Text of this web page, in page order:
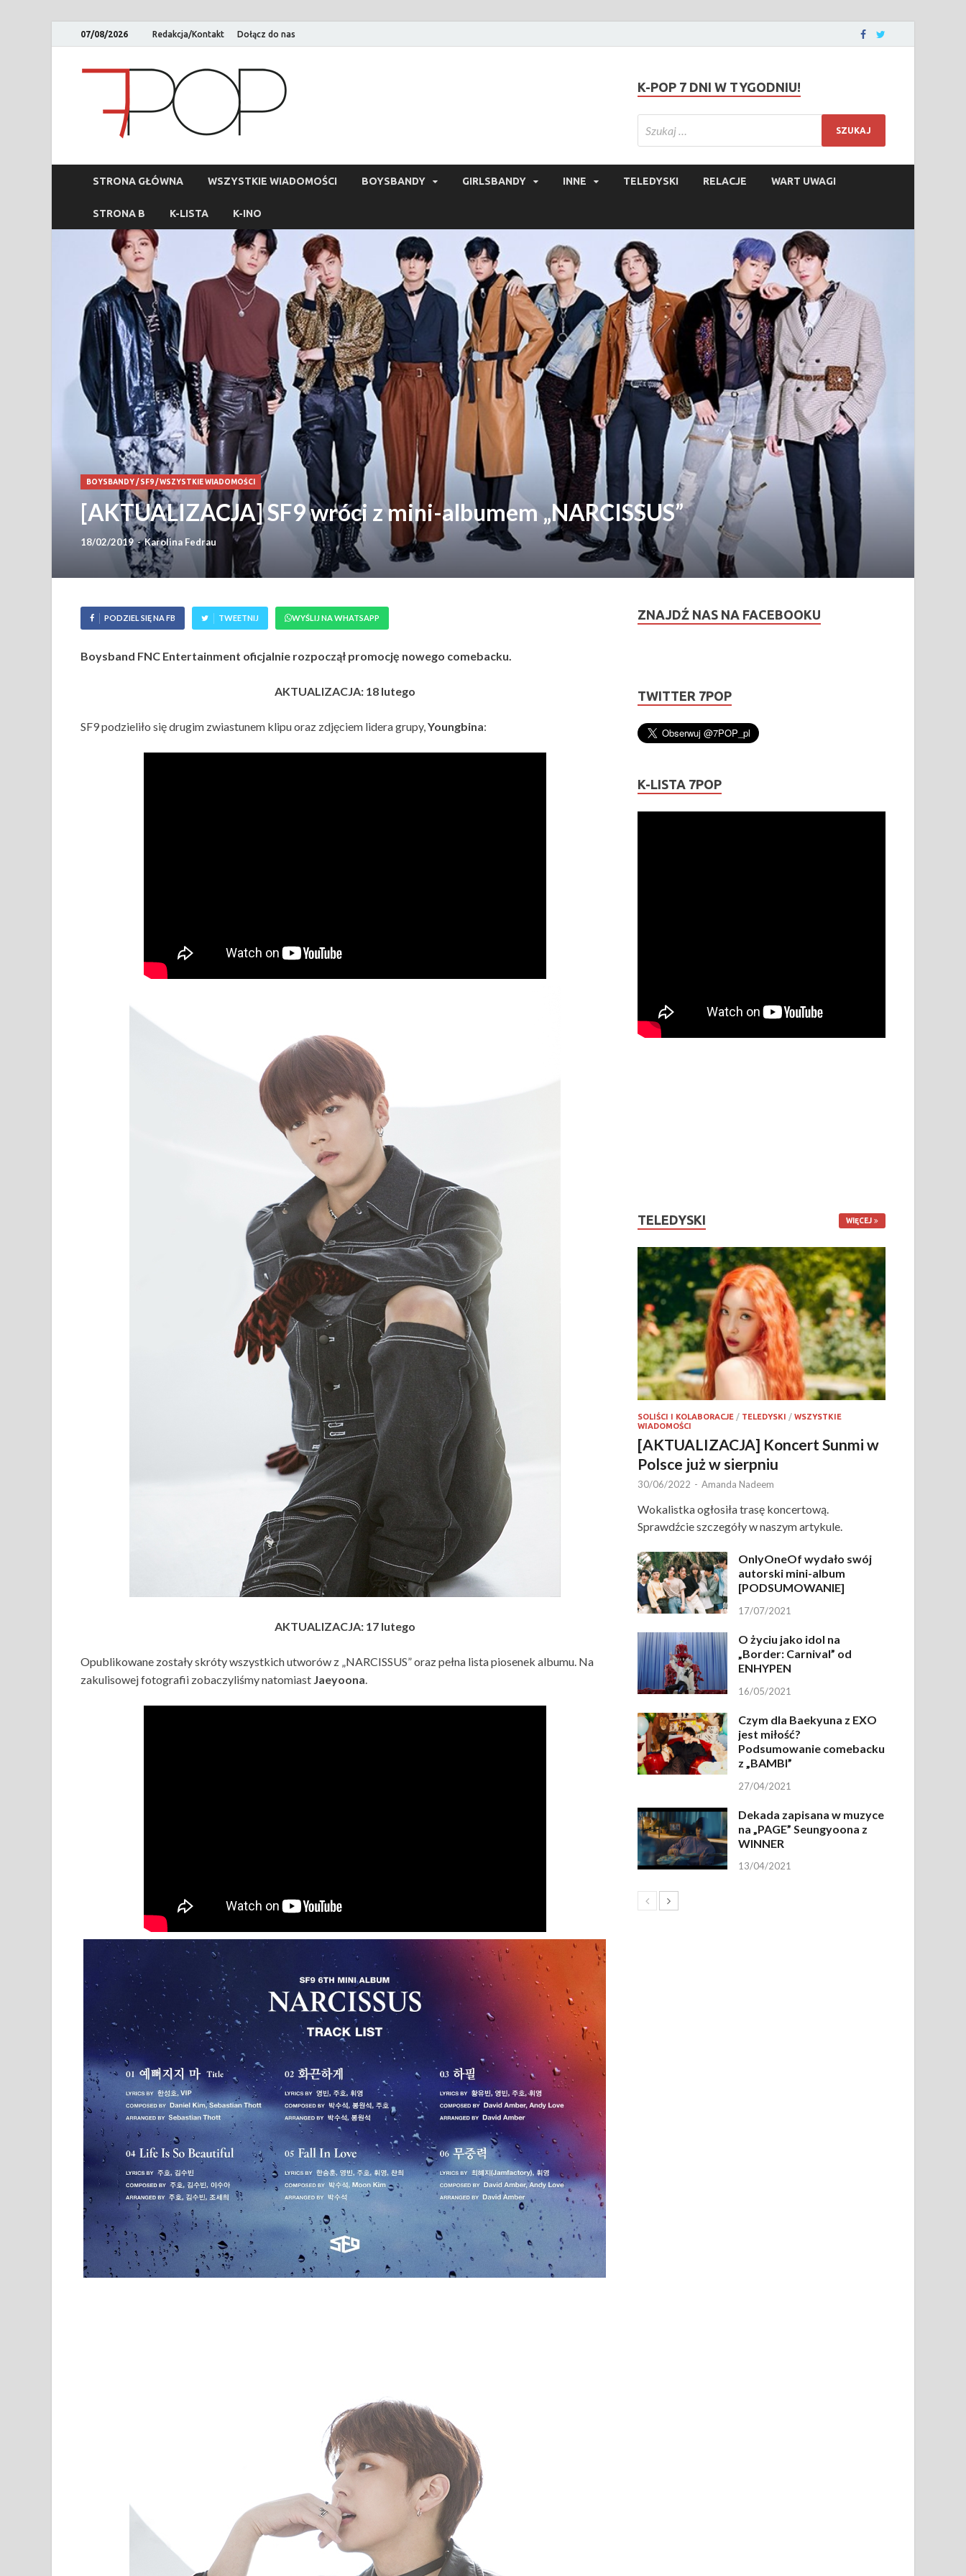
07/08/2026 Redakcja/Kontakt Dołącz do nas
K-POP 7 DNI W TYGODNIU!
STRONA GŁÓWNA WSZYSTKIE WIADOMOŚCI BOYSBANDY GIRLSBANDY INNE TELEDYSKI RELACJE WART UWAGI
STRONA B K-LISTA K-INO
BOYSBANDY/ SF9/WSZYSTKIE WIADOMOŚCI
[AKTUALIZACJA] SF9 wróci z mini-albumem „NARCISSUS”
18/02/2019-Karolina Fedrau
PODZIEL SIĘ NA FB TWEETNIJ WYŚLIJ NA WHATSAPP
Boysband FNC Entertainment oficjalnie rozpoczął promocję nowego comebacku.
AKTUALIZACJA: 18 lutego
SF9 podzieliło się drugim zwiastunem klipu oraz zdjęciem lidera grupy,Youngbina:
AKTUALIZACJA: 17 lutego
Opublikowane zostały skróty wszystkich utworów z „NARCISSUS” oraz pełna lista piosenek albumu. Na
zakulisowej fotografii zobaczyliśmy natomiast Jaeyoona.
ZNAJDŹ NAS NA FACEBOOKU
TWITTER 7POP
K-LISTA 7POP
TELEDYSKI WIĘCEJ
SOLIŚCI I KOLABORACJE / TELEDYSKI /WSZYSTKIE
WIADOMOŚCI
[AKTUALIZACJA] Koncert Sunmi w
Polsce już w sierpniu
30/06/2022 - Amanda Nadeem
Wokalistka ogłosiła trasę koncertową.
Sprawdźcie szczegóły w naszym artykule.
OnlyOneOf wydało swój
autorski mini-album
[PODSUMOWANIE]
17/07/2021
O życiu jako idol na
„Border: Carnival” od
ENHYPEN
16/05/2021
Czym dla Baekyuna z EXO
jest miłość?
Podsumowanie comebacku
z „BAMBI”
27/04/2021
Dekada zapisana w muzyce
na „PAGE” Seungyoona z
WINNER
13/04/2021